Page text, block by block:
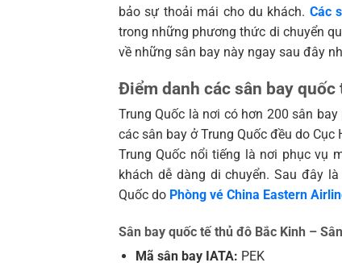
bảo sự thoải mái cho du khách. Các
trong những phương thức di chuyển
về những sân bay này ngay sau đây
Điểm danh các sân bay quốc
Trung Quốc là nơi có hơn 200 sân
các sân bay ở Trung Quốc đều do
Trung Quốc nổi tiếng là nơi phục vụ
khách dễ dàng di chuyển. Sau đây
Quốc do Phòng vé China Eastern
Sân bay quốc tế thủ đô Bắc Kinh –
Mã sân bay IATA: PEK